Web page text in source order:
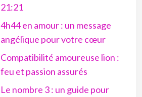
21:21
4h44 en amour : un message
angélique pour votre cœur
Compatibilité amoureuse lion :
feu et passion assurés
Le nombre 3 : un guide pour